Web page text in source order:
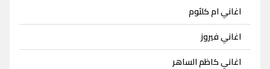
اغاني ام كلثوم
اغاني فيروز
اغاني كاظم الساهر